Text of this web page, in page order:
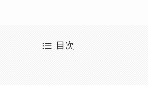
目次